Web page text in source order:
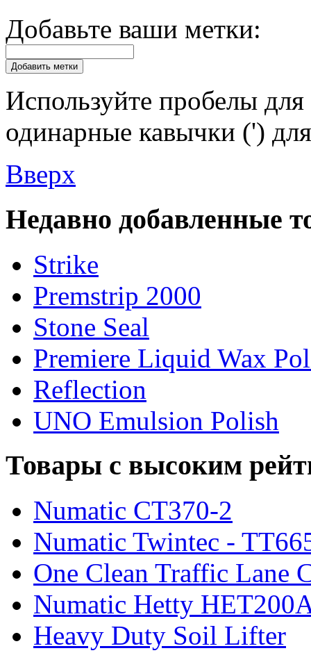
Добавьте ваши метки:
Добавить метки
Используйте пробелы
одинарные кавычки (')
Вверх
Недавно добавленные
Strike
Premstrip 2000
Stone Seal
Premiere Liquid Wax
Reflection
UNO Emulsion Polish
Товары с высоким
Numatic CT370-2
Numatic Twintec -
One Clean Traffic Lane
Numatic Hetty
Heavy Duty Soil Lifter